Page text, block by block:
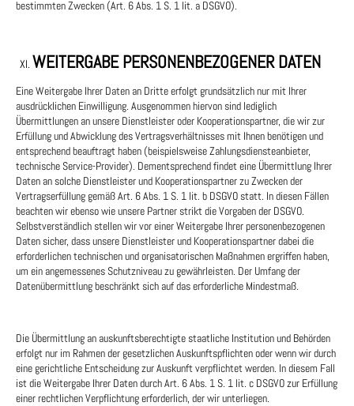
bestimmten Zwecken (Art. 6 Abs. 1 S. 1 lit. a DSGVO).
WEITERGABE PERSONENBEZOGENER DATEN
Eine Weitergabe Ihrer Daten an Dritte erfolgt grundsätzlich nur mit Ihrer
ausdrücklichen Einwilligung. Ausgenommen hiervon sind lediglich
Übermittlungen an unsere Dienstleister oder Kooperationspartner, die wir zur
Erfüllung und Abwicklung des Vertragsverhältnisses mit Ihnen benötigen und
entsprechend beauftragt haben (beispielsweise Zahlungsdiensteanbieter,
technische Service-Provider). Dementsprechend findet eine Übermittlung Ihrer
Daten an solche Dienstleister und Kooperationspartner zu Zwecken der
Vertragserfüllung gemäß Art. 6 Abs. 1 S. 1 lit. b DSGVO statt. In diesen Fällen
beachten wir ebenso wie unsere Partner strikt die Vorgaben der DSGVO.
Selbstverständlich stellen wir vor einer Weitergabe Ihrer personenbezogenen
Daten sicher, dass unsere Dienstleister und Kooperationspartner dabei die
erforderlichen technischen und organisatorischen Maßnahmen ergriffen haben,
um ein angemessenes Schutzniveau zu gewährleisten. Der Umfang der
Datenübermittlung beschränkt sich auf das erforderliche Mindestmaß.
Die Übermittlung an auskunftsberechtigte staatliche Institution und Behörden
erfolgt nur im Rahmen der gesetzlichen Auskunftspflichten oder wenn wir durch
eine gerichtliche Entscheidung zur Auskunft verpflichtet werden. In diesem Fall
ist die Weitergabe Ihrer Daten durch Art. 6 Abs. 1 S. 1 lit. c DSGVO zur Erfüllung
einer rechtlichen Verpflichtung erforderlich, der wir unterliegen.